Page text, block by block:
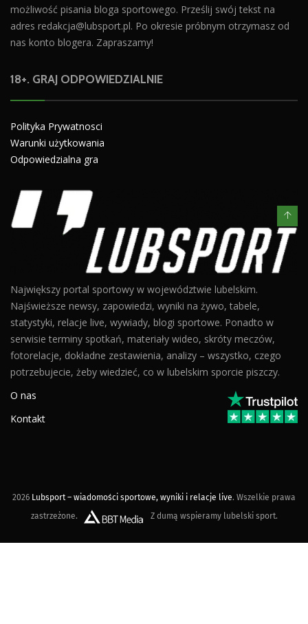
możliwość pisania bloga sportowego. Prześlij swój tekst na
adres redakcja@lubsport.pl. Po okresie próbnym otrzymasz od
nas konto blogera. Zapraszamy!
18+. GRAJ ODPOWIEDZIALNIE
Polityka Prywatnosci
Warunki użytkowania
Odpowiedzialna gra
Największy portal sportowy w województwie lubelskim.
Najświeższe newsy, zapowiedzi, wyniki na żywo, tabele,
statystyki, relacje live, wywiady, blogi sportowe. Ponadto w
serwisie terminy spotkań, materiały wideo, skróty meczów,
fotorelacje, dokładne zestawienia, analizy – wszystko, czego
potrzebujecie, żeby wiedzieć, co w lubelskim sporcie piszczy.
O nas
Kontakt
2026 Lubsport – wiadomości sportowe, wyniki i relacje live. Wszelkie prawa
zastrzeżone.
Z dumą wspieramy lubelski sport.